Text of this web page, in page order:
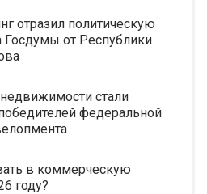
отразил политическую
Госдумы от Республики
стали
федеральной
в коммерческую
году?